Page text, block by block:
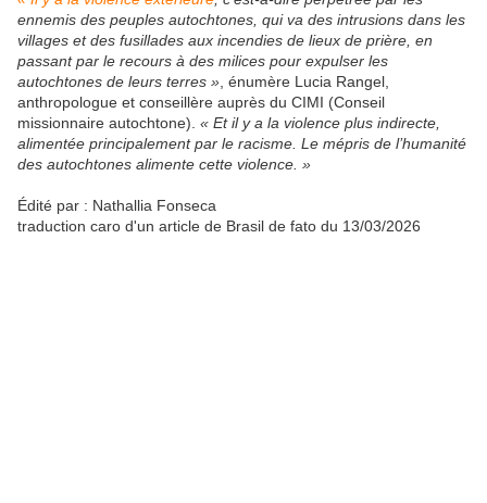
ennemis des peuples autochtones, qui va des intrusions dans les
villages et des fusillades aux incendies de lieux de prière, en
passant par le recours à des milices pour expulser les
autochtones de leurs terres » , énumère Lucia Rangel,
anthropologue et conseillère auprès du CIMI (Conseil
missionnaire autochtone). « Et il y a la violence plus indirecte,
alimentée principalement par le racisme. Le mépris de l’humanité
des autochtones alimente cette violence. »
Édité par : Nathallia Fonseca
traduction caro d'un article de Brasil de fato du 13/03/2026